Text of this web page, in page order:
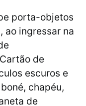
porta-objetos
ao ingressar na
de
escuros e
chapéu,
de